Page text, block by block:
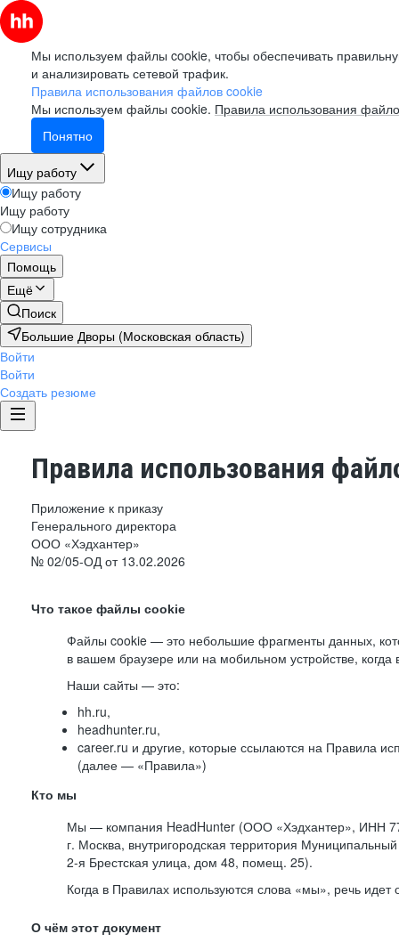
Мы используем файлы cookie, чтобы обеспечивать
и анализировать сетевой трафик.
Правила использования файлов cookie
Мы используем файлы cookie. Правила использования
Понятно
Ищу работу
Ищу работу
Ищу работу
Ищу сотрудника
Сервисы
Помощь
Ещё
Поиск
Большие Дворы (Московская область)
Войти
Войти
Создать резюме
Правила использования
Приложение к приказу
Генерального директора
ООО «Хэдхантер»
№ 02/05-ОД от 13.02.2026
Что такое файлы cookie
Файлы cookie — это небольшие фрагменты данных,
в вашем браузере или на мобильном устройстве,
Наши сайты — это:
hh.ru,
headhunter.ru,
career.ru и другие, которые ссылаются на Правила
(далее — «Правила»)
Кто мы
Мы — компания HeadHunter (ООО «Хэдхантер», ИНН
г. Москва, внутригородская территория Муниципальный
2-я Брестская улица, дом 48, помещ. 25).
Когда в Правилах используются слова «мы», речь
О чём этот документ